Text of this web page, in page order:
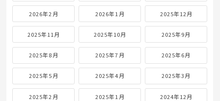
2026年2月 2026年1月 2025年12月
2025年11月 2025年10月 2025年9月
2025年8月 2025年7月 2025年6月
2025年5月 2025年4月 2025年3月
2025年2月 2025年1月 2024年12月